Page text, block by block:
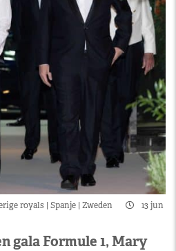
royals Spanje Zweden
13 jun
gala Formule 1, Mary